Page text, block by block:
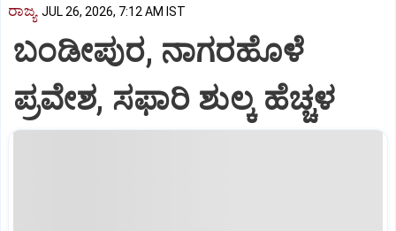
ರಾಜ್ಯ JUL 26, 2026, 7:12 AM IST
ಬಂಡೀಪುರ, ನಾಗರಹೊಳೆ
ಪ್ರವೇಶ, ಸಫಾರಿ ಶುಲ್ಕ ಹೆಚ್ಚಳ